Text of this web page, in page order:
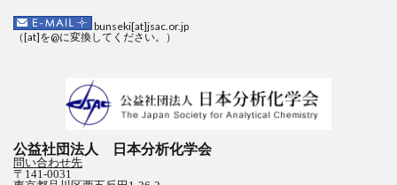
bunseki[at]jsac.or.jp
（[at]を@に変換してください。）
公益社団法人 日本分析化学会
問い合わせ先
〒141-0031